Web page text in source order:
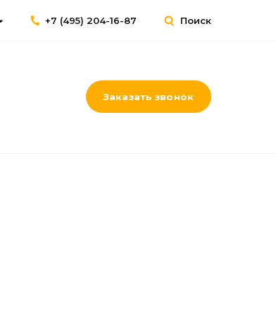
+7 (495) 204-16-87 Поиск
Заказать звонок